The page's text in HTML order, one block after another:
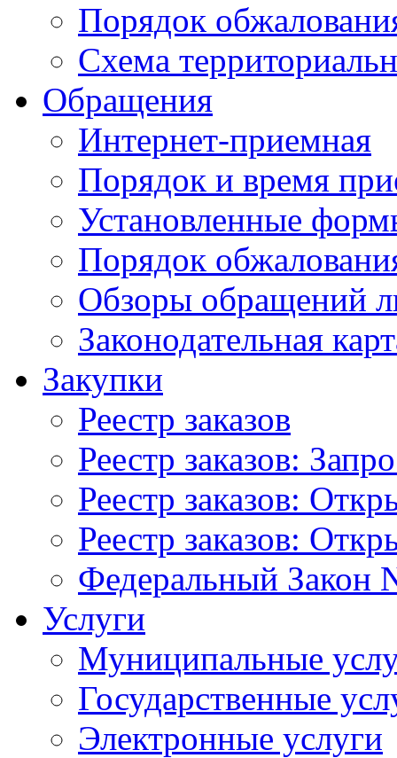
Порядок
Схема
Обращения
Интернет-приемная
Порядок и время
Установленные
Порядок
Обзоры обращений
Законодательная
Закупки
Реестр заказов
Реестр заказов:
Реестр заказов:
Реестр заказов:
Федеральный Закон
Услуги
Муниципальные
Государственные
Электронные услуги